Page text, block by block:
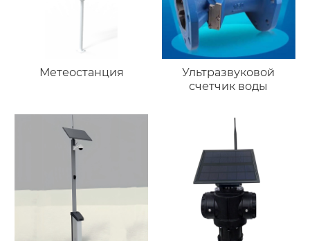
Метеостанция
Ультразвуковой
счетчик воды